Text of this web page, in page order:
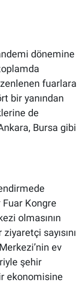
dönemine
fuarlara
bir yanından
de
Bursa gibi
Fuar Kongre
olmasının
sayısını
ev
şehir
ekonomisine